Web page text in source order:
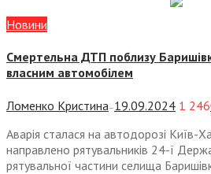
Новини
Смертельна ДТП поблизу
власним автомобілем
Ломенко Кристина — 19.09.2024 1 246
Аварія сталася на автодорозі Київ-
направлено рятувальників 24-ї
рятувальної частини селища